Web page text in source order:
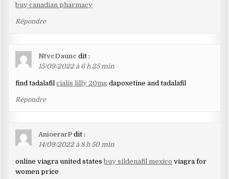
buy canadian pharmacy
Répondre
NtvcDaunc dit :
15/09/2022 à 6 h 25 min
find tadalafilcialis lilly 20mg dapoxetine and tadalafil
Répondre
AnioerarP dit :
14/09/2022 à 8 h 50 min
online viagra united statesbuy sildenafil mexico viagra for
women price